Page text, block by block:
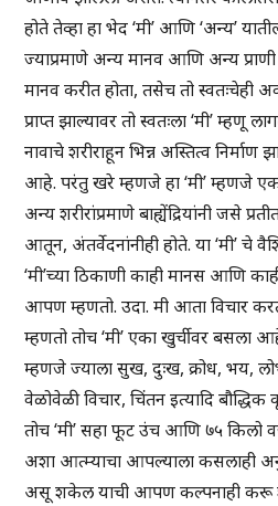
होते तेव्हा हा भेद ‘मी’ आणि ‘अन्य’
ज्याप्रमाणे अन्य मानव आणि अन्य
मानव करीत होता, तसेच तो स्वतःचेही
प्राप्त झाल्यावर तो स्वतःला ‘मी’ म्हणू
नावाचे शरीराहून भिन्न अस्तित्व
आहे. परंतु खरे म्हणजे हा ‘मी’ म्हणजे
अन्य शरीरांप्रमाणे बाह्येंद्रियांनी जसे
आतून, अंतर्वेदनांनीही होते. या ‘मी’
‘मी’च्या ठिकाणी काही मानस आणि
आपण म्हणतो. उदा. मी आता विचार
म्हणतो तोच ‘मी’ एका खुर्चीवर
म्हणजे ज्याला सुख, दुःख, क्रोध, भय,
वेळोवेळी विचार, चिंतन इत्यादि
तोच ‘मी’ सहा फूट उंच आणि ७५ किलो
अशा आत्म्याचा आपल्याला कसलाही
असू शकेल याची आपण कल्पनाही करू